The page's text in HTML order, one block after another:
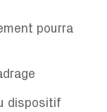
pourra
dispositif